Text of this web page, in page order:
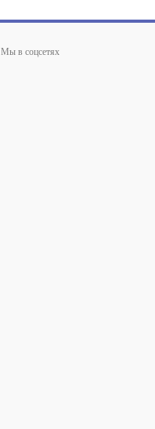
Мы в соцсетях